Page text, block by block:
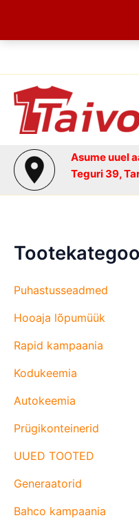
content
Asume uuel
Teguri 39,
Puhastusseadmed
Hooaja lõpumüük
Rapid kampaania
Kodukeemia
Autokeemia
Prügikonteinerid
UUED TOOTED
Generaatorid
Bahco kampaania